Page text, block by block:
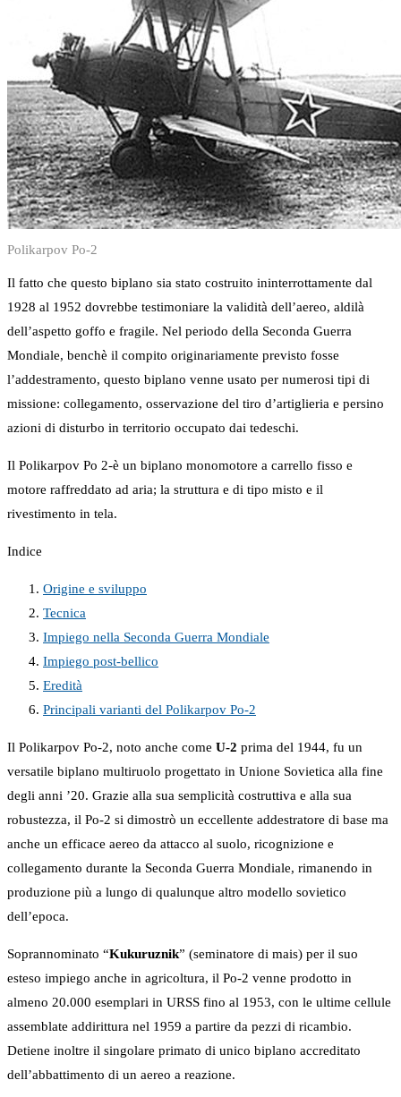
Polikarpov Po-2
Il fatto che questo biplano sia stato costruito ininterrottamente dal
1928 al 1952 dovrebbe testimoniare la validità dell’aereo, aldilà
dell’aspetto goffo e fragile. Nel periodo della Seconda Guerra
Mondiale, benchè il compito originariamente previsto fosse
l’addestramento, questo biplano venne usato per numerosi tipi di
missione: collegamento, osservazione del tiro d’artiglieria e persino
azioni di disturbo in territorio occupato dai tedeschi.
Il Polikarpov Po 2-è un biplano monomotore a carrello fisso e
motore raffreddato ad aria; la struttura e di tipo misto e il
rivestimento in tela.
Indice
Origine e sviluppo
Tecnica
Impiego nella Seconda Guerra Mondiale
Impiego post-bellico
Eredità
Principali varianti del Polikarpov Po-2
Il Polikarpov Po-2, noto anche come U-2 prima del 1944, fu un
versatile biplano multiruolo progettato in Unione Sovietica alla fine
degli anni ’20. Grazie alla sua semplicità costruttiva e alla sua
robustezza, il Po-2 si dimostrò un eccellente addestratore di base ma
anche un efficace aereo da attacco al suolo, ricognizione e
collegamento durante la Seconda Guerra Mondiale, rimanendo in
produzione più a lungo di qualunque altro modello sovietico
dell’epoca.
Soprannominato “Kukuruznik” (seminatore di mais) per il suo
esteso impiego anche in agricoltura, il Po-2 venne prodotto in
almeno 20.000 esemplari in URSS fino al 1953, con le ultime cellule
assemblate addirittura nel 1959 a partire da pezzi di ricambio.
Detiene inoltre il singolare primato di unico biplano accreditato
dell’abbattimento di un aereo a reazione.